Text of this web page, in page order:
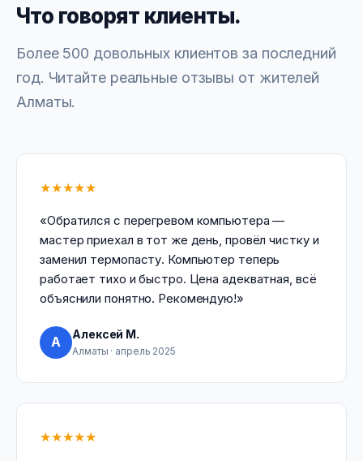
Что говорят клиенты.
Более 500 довольных клиентов за последний
год. Читайте реальные отзывы от жителей
Алматы.
★★★★★
«Обратился с перегревом компьютера —
мастер приехал в тот же день, провёл чистку и
заменил термопасту. Компьютер теперь
работает тихо и быстро. Цена адекватная, всё
объяснили понятно. Рекомендую!»
А Алексей М.
Алматы · апрель 2025
★★★★★